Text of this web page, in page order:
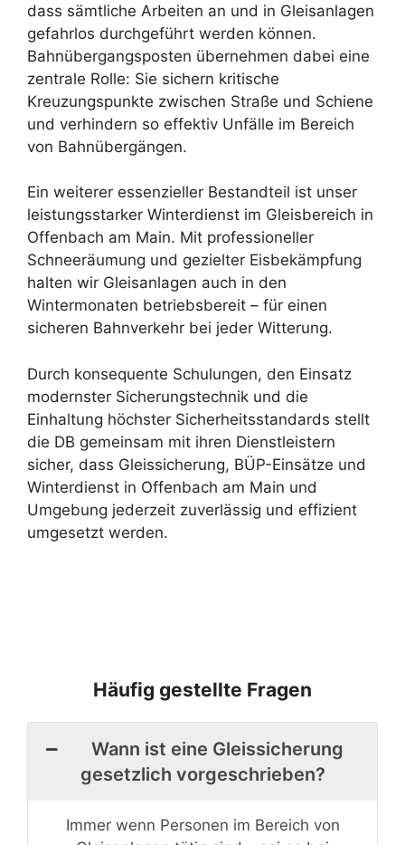
dass sämtliche Arbeiten an und in Gleisanlagen
gefahrlos durchgeführt werden können.
Bahnübergangsposten übernehmen dabei eine
zentrale Rolle: Sie sichern kritische
Kreuzungspunkte zwischen Straße und Schiene
und verhindern so effektiv Unfälle im Bereich
von Bahnübergängen.
Ein weiterer essenzieller Bestandteil ist unser
leistungsstarker Winterdienst im Gleisbereich in
Offenbach am Main. Mit professioneller
Schneeräumung und gezielter Eisbekämpfung
halten wir Gleisanlagen auch in den
Wintermonaten betriebsbereit – für einen
sicheren Bahnverkehr bei jeder Witterung.
Durch konsequente Schulungen, den Einsatz
modernster Sicherungstechnik und die
Einhaltung höchster Sicherheitsstandards stellt
die DB gemeinsam mit ihren Dienstleistern
sicher, dass Gleissicherung, BÜP-Einsätze und
Winterdienst in Offenbach am Main und
Umgebung jederzeit zuverlässig und effizient
umgesetzt werden.
Häufig gestellte Fragen
Wann ist eine Gleissicherung
gesetzlich vorgeschrieben?
Immer wenn Personen im Bereich von